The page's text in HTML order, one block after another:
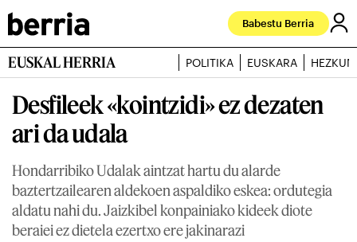
Babestu Berria
EUSKAL HERRIA POLITIKA EUSKARA
Desfileek «kointzidi» ez dezaten
ari da udala
Hondarribiko Udalak aintzat hartu du alarde
baztertzailearen aldekoen aspaldiko eskea: ordutegia
aldatu nahi du. Jaizkibel konpainiako kideek diote
beraiei ez dietela ezertxo ere jakinarazi